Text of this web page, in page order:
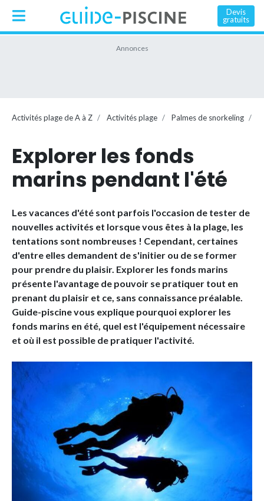
Devis
gratuits
Activités plage de A à Z Activités plage Palmes de snorkeling
Explorer les fonds
marins pendant l'été
Les vacances d'été sont parfois l'occasion de tester de
nouvelles activités et lorsque vous êtes à la plage, les
tentations sont nombreuses ! Cependant, certaines
d'entre elles demandent de s'initier ou de se former
pour prendre du plaisir. Explorer les fonds marins
présente l'avantage de pouvoir se pratiquer tout en
prenant du plaisir et ce, sans connaissance préalable.
Guide-piscine vous explique pourquoi explorer les
fonds marins en été, quel est l'équipement nécessaire
et où il est possible de pratiquer l'activité.